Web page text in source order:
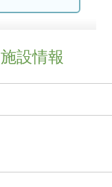
施設情報